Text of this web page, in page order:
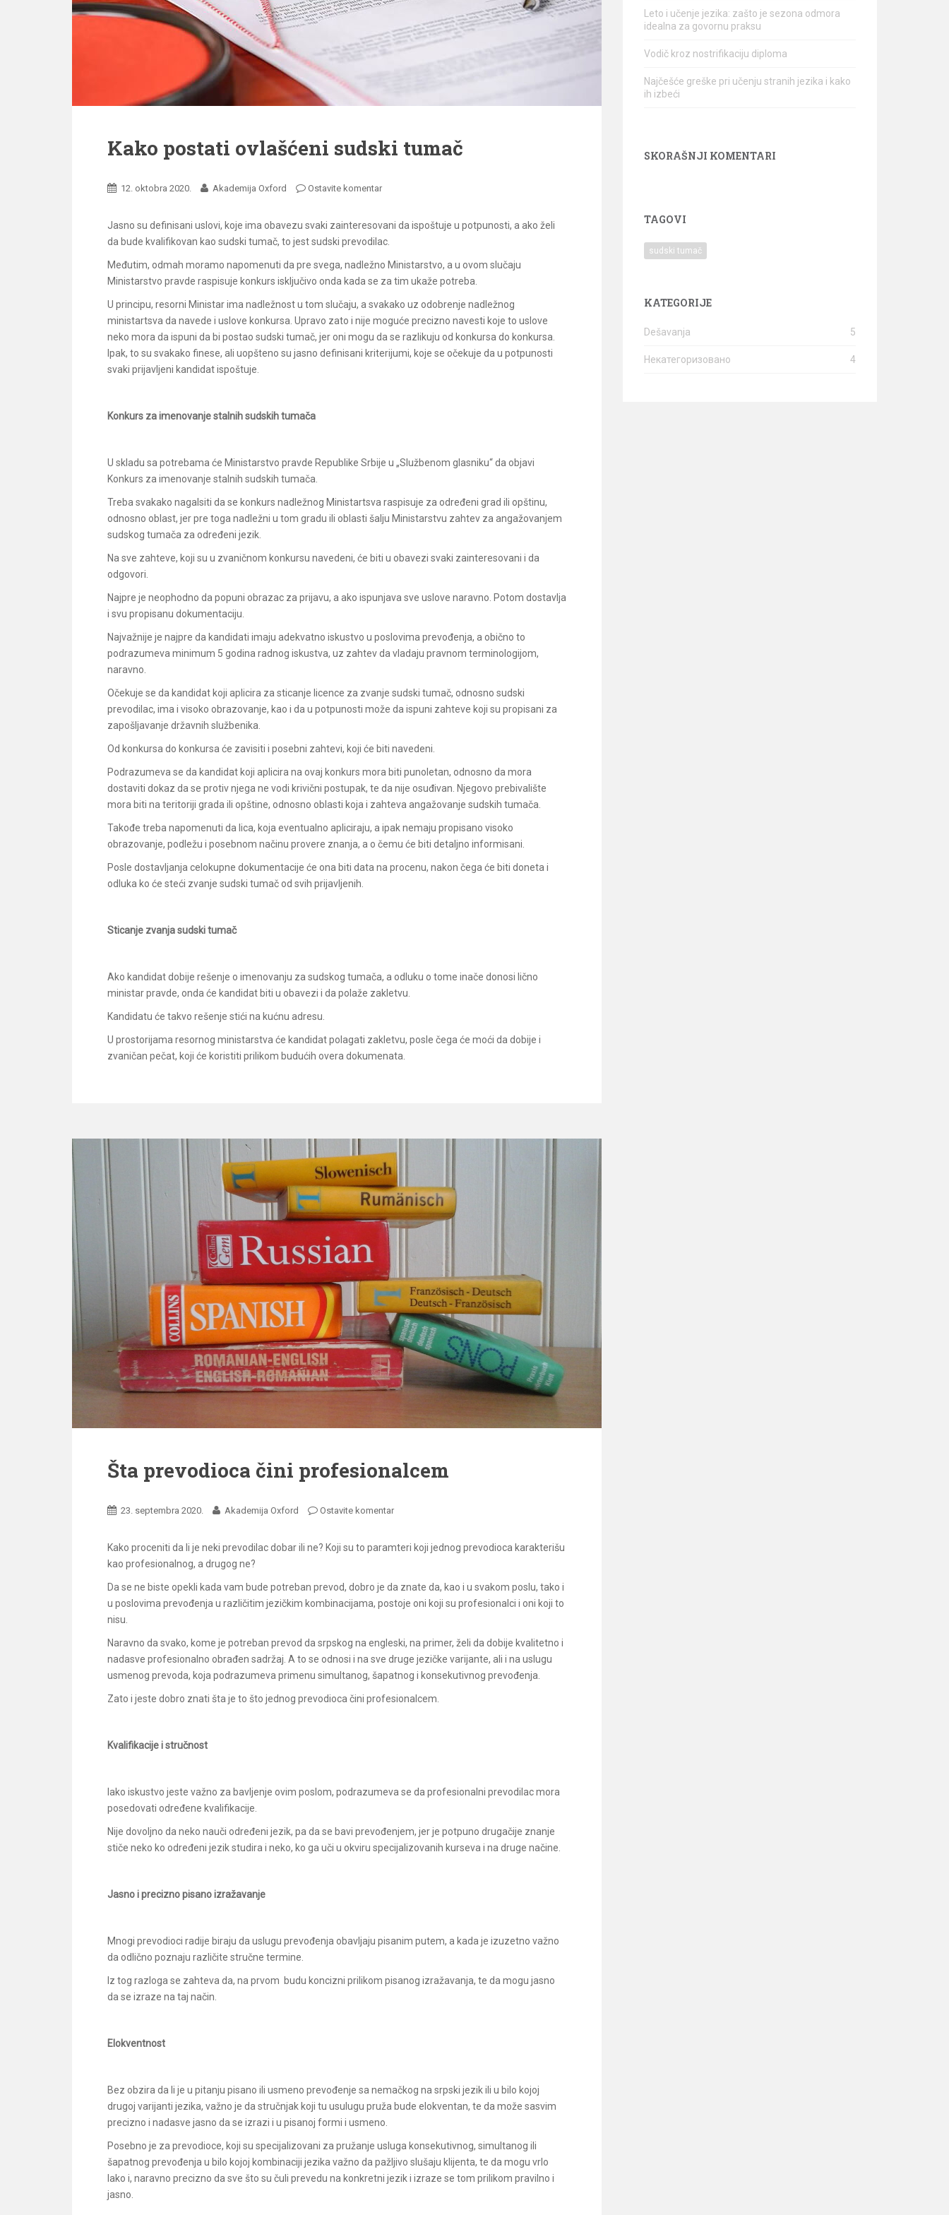
Kako postati ovlašćeni sudski tumač
12. oktobra 2020. Akademija Oxford Ostavite komentar
Jasno su definisani uslovi, koje ima obavezu svaki zainteresovani da ispoštuje u potpunosti, a ako želi
da bude kvalifikovan kao sudski tumač, to jest sudski prevodilac.
Međutim, odmah moramo napomenuti da pre svega, nadležno Ministarstvo, a u ovom slučaju
Ministarstvo pravde raspisuje konkurs isključivo onda kada se za tim ukaže potreba.
U principu, resorni Ministar ima nadležnost u tom slučaju, a svakako uz odobrenje nadležnog
ministartsva da navede i uslove konkursa. Upravo zato i nije moguće precizno navesti koje to uslove
neko mora da ispuni da bi postao sudski tumač, jer oni mogu da se razlikuju od konkursa do konkursa.
Ipak, to su svakako finese, ali uopšteno su jasno definisani kriterijumi, koje se očekuje da u potpunosti
svaki prijavljeni kandidat ispoštuje.
Konkurs za imenovanje stalnih sudskih tumača
U skladu sa potrebama će Ministarstvo pravde Republike Srbije u „Službenom glasniku“ da objavi
Konkurs za imenovanje stalnih sudskih tumača.
Treba svakako nagalsiti da se konkurs nadležnog Ministartsva raspisuje za određeni grad ili opštinu,
odnosno oblast, jer pre toga nadležni u tom gradu ili oblasti šalju Ministarstvu zahtev za angažovanjem
sudskog tumača za određeni jezik.
Na sve zahteve, koji su u zvaničnom konkursu navedeni, će biti u obavezi svaki zainteresovani i da
odgovori.
Najpre je neophodno da popuni obrazac za prijavu, a ako ispunjava sve uslove naravno. Potom dostavlja
i svu propisanu dokumentaciju.
Najvažnije je najpre da kandidati imaju adekvatno iskustvo u poslovima prevođenja, a obično to
podrazumeva minimum 5 godina radnog iskustva, uz zahtev da vladaju pravnom terminologijom,
naravno.
Očekuje se da kandidat koji aplicira za sticanje licence za zvanje sudski tumač, odnosno sudski
prevodilac, ima i visoko obrazovanje, kao i da u potpunosti može da ispuni zahteve koji su propisani za
zapošljavanje državnih službenika.
Od konkursa do konkursa će zavisiti i posebni zahtevi, koji će biti navedeni.
Podrazumeva se da kandidat koji aplicira na ovaj konkurs mora biti punoletan, odnosno da mora
dostaviti dokaz da se protiv njega ne vodi krivični postupak, te da nije osuđivan. Njegovo prebivalište
mora biti na teritoriji grada ili opštine, odnosno oblasti koja i zahteva angažovanje sudskih tumača.
Takođe treba napomenuti da lica, koja eventualno apliciraju, a ipak nemaju propisano visoko
obrazovanje, podležu i posebnom načinu provere znanja, a o čemu će biti detaljno informisani.
Posle dostavljanja celokupne dokumentacije će ona biti data na procenu, nakon čega će biti doneta i
odluka ko će steći zvanje sudski tumač od svih prijavljenih.
Sticanje zvanja sudski tumač
Ako kandidat dobije rešenje o imenovanju za sudskog tumača, a odluku o tome inače donosi lično
ministar pravde, onda će kandidat biti u obavezi i da polaže zakletvu.
Kandidatu će takvo rešenje stići na kućnu adresu.
U prostorijama resornog ministarstva će kandidat polagati zakletvu, posle čega će moći da dobije i
zvaničan pečat, koji će koristiti prilikom budućih overa dokumenata.
Šta prevodioca čini profesionalcem
23. septembra 2020. Akademija Oxford Ostavite komentar
Kako proceniti da li je neki prevodilac dobar ili ne? Koji su to paramteri koji jednog prevodioca karakterišu
kao profesionalnog, a drugog ne?
Da se ne biste opekli kada vam bude potreban prevod, dobro je da znate da, kao i u svakom poslu, tako i
u poslovima prevođenja u različitim jezičkim kombinacijama, postoje oni koji su profesionalci i oni koji to
nisu.
Naravno da svako, kome je potreban prevod da srpskog na engleski, na primer, želi da dobije kvalitetno i
nadasve profesionalno obrađen sadržaj. A to se odnosi i na sve druge jezičke varijante, ali i na uslugu
usmenog prevoda, koja podrazumeva primenu simultanog, šapatnog i konsekutivnog prevođenja.
Zato i jeste dobro znati šta je to što jednog prevodioca čini profesionalcem.
Kvalifikacije i stručnost
Iako iskustvo jeste važno za bavljenje ovim poslom, podrazumeva se da profesionalni prevodilac mora
posedovati određene kvalifikacije.
Nije dovoljno da neko nauči određeni jezik, pa da se bavi prevođenjem, jer je potpuno drugačije znanje
stiče neko ko određeni jezik studira i neko, ko ga uči u okviru specijalizovanih kurseva i na druge načine.
Jasno i precizno pisano izražavanje
Mnogi prevodioci radije biraju da uslugu prevođenja obavljaju pisanim putem, a kada je izuzetno važno
da odlično poznaju različite stručne termine.
Iz tog razloga se zahteva da, na prvom budu koncizni prilikom pisanog izražavanja, te da mogu jasno
da se izraze na taj način.
Elokventnost
Bez obzira da li je u pitanju pisano ili usmeno prevođenje sa nemačkog na srpski jezik ili u bilo kojoj
drugoj varijanti jezika, važno je da stručnjak koji tu usulugu pruža bude elokventan, te da može sasvim
precizno i nadasve jasno da se izrazi i u pisanoj formi i usmeno.
Posebno je za prevodioce, koji su specijalizovani za pružanje usluga konsekutivnog, simultanog ili
šapatnog prevođenja u bilo kojoj kombinaciji jezika važno da pažljivo slušaju klijenta, te da mogu vrlo
lako i, naravno precizno da sve što su čuli prevedu na konkretni jezik i izraze se tom prilikom pravilno i
jasno.
Leto i učenje jezika: zašto je sezona odmora
idealna za govornu praksu
Vodič kroz nostrifikaciju diploma
Najčešće greške pri učenju stranih jezika i kako
ih izbeći
SKORAŠNJI KOMENTARI
TAGOVI
sudski tumač
KATEGORIJE
Dešavanja 5
Некатегоризовано 4